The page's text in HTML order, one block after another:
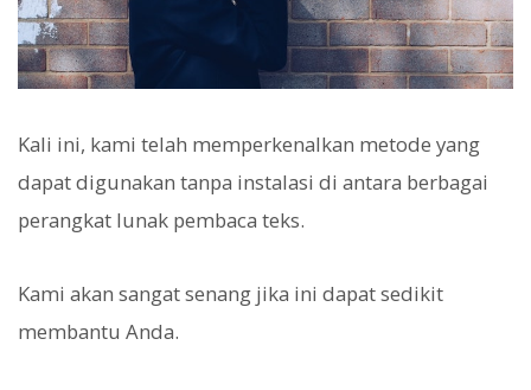
Kali ini, kami telah memperkenalkan metode yang
dapat digunakan tanpa instalasi di antara berbagai
perangkat lunak pembaca teks.
Kami akan sangat senang jika ini dapat sedikit
membantu Anda.